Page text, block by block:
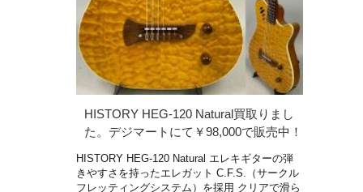
HISTORY HEG-120 Natural買取りまし
た。デジマートにて￥98,000で販売中！
HISTORY HEG-120 Natural エレキギターの弾
きやすさを持ったエレガット C.F.S.（サークル
フレッティングシステム）を採用 クリアで滑ら